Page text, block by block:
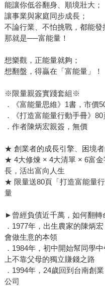
能讓你低谷翻身、順境壯大；
讓事業與家庭同步成長；
不論行業、不怕挑戰，都能發
那就是──富能量！
想樂觀，正能量就夠；
想翻盤，得贏在「富能量」！
※限量親簽實踐套組※
．《富能量思維》1書，市價
．《打造富能量行動手冊》
．作者陳炳宏親簽，無價
★ 創業者的成長引擎、困境
★ 4大修煉 × 4大清單 × 6富
長，活出富向人生
★ 限量送80頁「打造富能量
量
►曾經負債近千萬，如何翻轉
．1977年，出生農家的陳炳
會做生意的本領
．1984年，初中開始幫同學
上不靠父母的獨立賺錢之路
．1994年，24歲回到台南創
公司